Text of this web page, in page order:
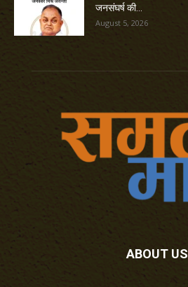
जनसंघर्ष की...
August 5, 2026
ABOUT US